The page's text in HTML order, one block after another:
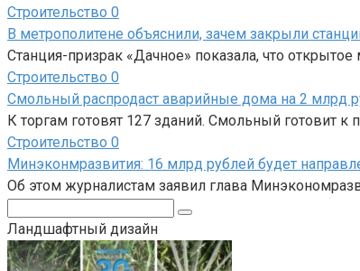
Строительство 0
В метрополитене объяснили, зачем закрыли
Станция-призрак «Дачное» показала, что
Строительство 0
Смольный распродаст аварийные дома на 2 млрд
К торгам готовят 127 зданий. Смольный готовит
Строительство 0
Минэконмразвития: 16 млрд рублей будет
Об этом журналистам заявил глава
Ландшафтный дизайн